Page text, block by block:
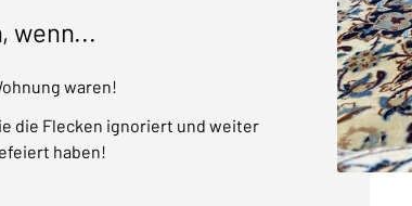
wenn...
waren!
die Flecken ignoriert und weiter
haben!